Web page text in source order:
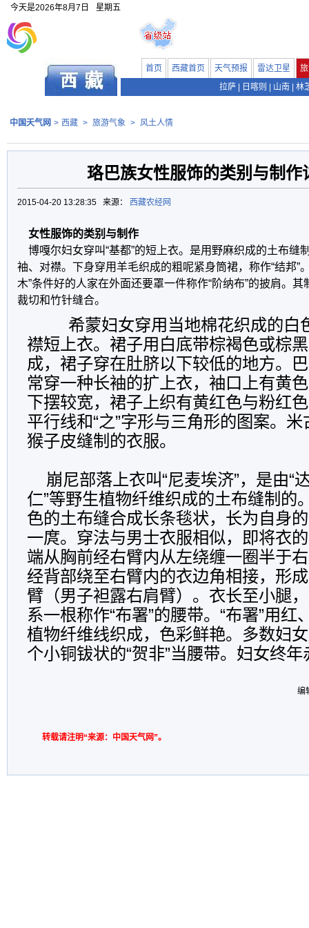
今天是2026年8月7日 星期五
首页 西藏首页 天气预报 雷达卫星
拉萨
日喀则 山南 林
中国天气网 > 西藏 > 旅游气象 > 风土人情
珞巴族女性服饰的类别与制作
2015-04-20 13:28:35 来源： 西藏农经网
女性服饰的类别与制作
博嘎尔妇女穿叫“基都”的短上衣。是用野麻织成的土布缝
袖、对襟。下身穿用羊毛织成的粗呢紧身筒裙，称作“结邦”
木”条件好的人家在外面还要罩一件称作“阶纳布”的披肩。
裁切和竹针缝合。
希蒙妇女穿用当地棉花织成的白
襟短上衣。裙子用白底带棕褐色或棕
成，裙子穿在肚脐以下较低的地方。
常穿一种长袖的扩上衣，袖口上有黄
下摆较宽，裙子上织有黄红色与粉红
平行线和“之”字形与三角形的图案。
猴子皮缝制的衣服。
崩尼部落上衣叫“尼麦埃济”，是由“达
仁”等野生植物纤维织成的土布缝制的
色的土布缝合成长条毯状，长为自身
一庹。穿法与男士衣服相似，即将衣
端从胸前经右臂内从左绕缠一圈半于
经背部绕至右臂内的衣边角相接，形
臂（男子袒露右肩臂）。衣长至小腿
系一根称作“布署”的腰带。“布署”用
植物纤维线织成，色彩鲜艳。多数妇
个小铜钹状的“贺非”当腰带。妇女终年
编
转载请注明“来源：中国天气网”。